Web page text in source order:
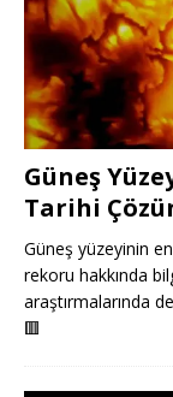
Güneş
Tarihi
Güneş yüzeyinin
rekoru hakkında
araştırmalarında
🟥